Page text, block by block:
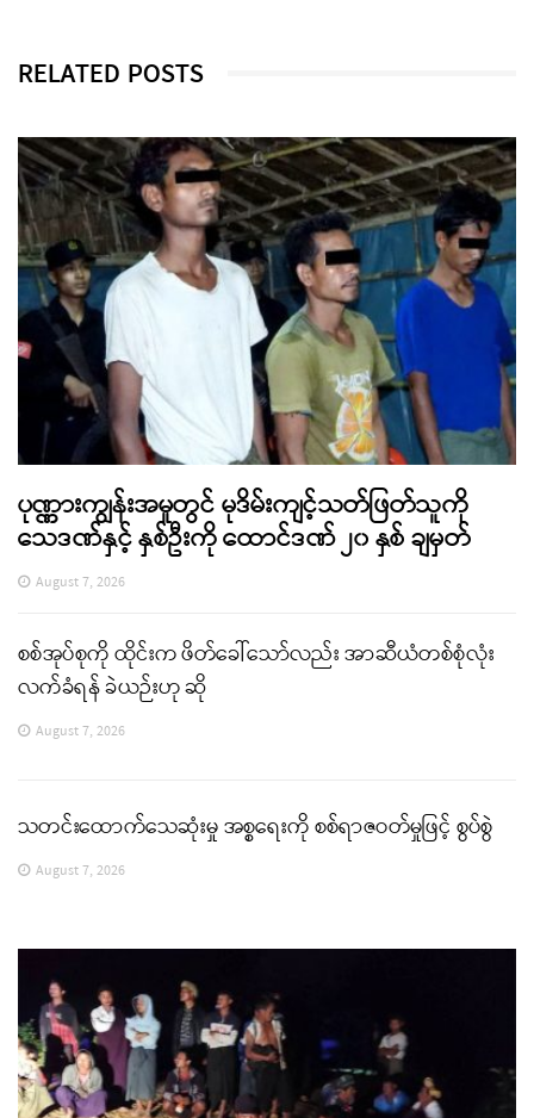
RELATED POSTS
ပုဏ္ဏားကျွန်းအမှုတွင် မုဒိမ်းကျင့်သတ်ဖြတ်သူကို
သေဒဏ်နှင့် နှစ်ဦးကို ထောင်ဒဏ် ၂၀ နှစ် ချမှတ်
August 7, 2026
စစ်အုပ်စုကို ထိုင်းက ဖိတ်ခေါ်သော်လည်း အာဆီယံတစ်စုံလုံး
လက်ခံရန် ခဲယဉ်းဟု ဆို
August 7, 2026
သတင်းထောက်သေဆုံးမှု အစ္စရေးကို စစ်ရာဇဝတ်မှုဖြင့် စွပ်စွဲ
August 7, 2026